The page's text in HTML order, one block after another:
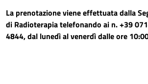
La prenotazione viene effettuata dalla
di Radioterapia telefonando ai n. +39
4844, dal lunedì al venerdì dalle ore